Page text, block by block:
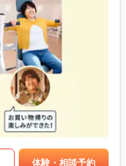
体験・相談予約